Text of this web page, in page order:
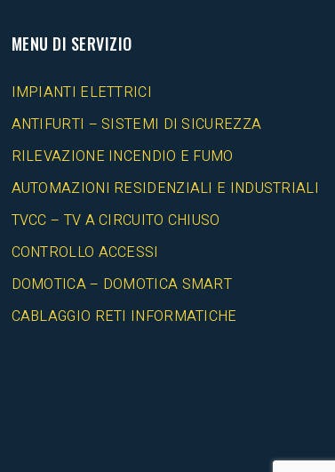
MENU DI SERVIZIO
IMPIANTI ELETTRICI
ANTIFURTI – SISTEMI DI SICUREZZA
RILEVAZIONE INCENDIO E FUMO
AUTOMAZIONI RESIDENZIALI E INDUSTRIALI
TVCC – TV A CIRCUITO CHIUSO
CONTROLLO ACCESSI
DOMOTICA – DOMOTICA SMART
CABLAGGIO RETI INFORMATICHE